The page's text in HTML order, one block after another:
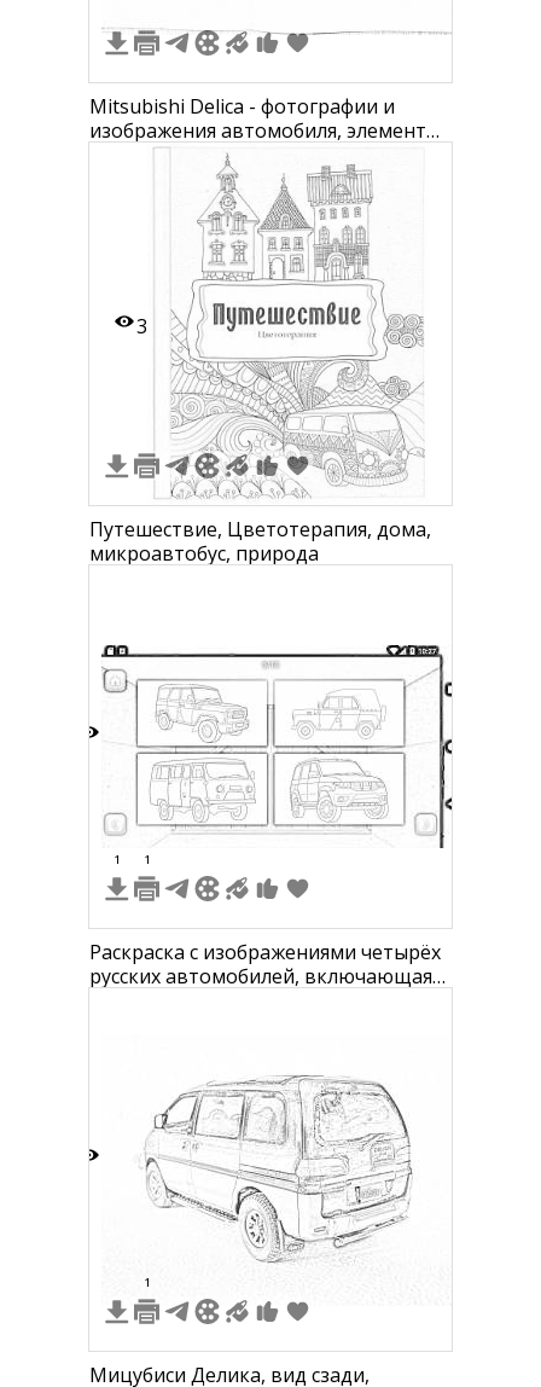
Mitsubishi Delica - фотографии и
изображения автомобиля, элементы
интерьера, рули и приборные панели
3
Путешествие, Цветотерапия, дома,
микроавтобус, природа
1 1
Раскраска с изображениями четырёх
русских автомобилей, включающая
1
Мицубиси Делика, вид сзади,